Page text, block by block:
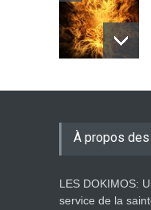
À propos
LES DOKIMOS:
service de la